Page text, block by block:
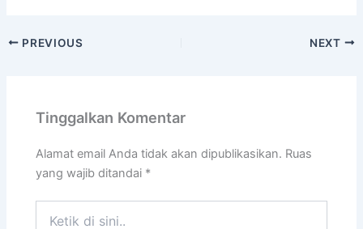
PREVIOUS NEXT
Tinggalkan Komentar
Alamat email Anda tidak akan dipublikasikan. Ruas
yang wajib ditandai *